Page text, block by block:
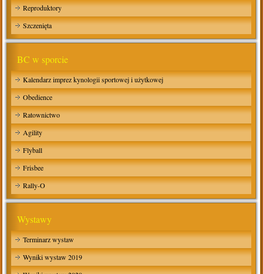
Reproduktory
Szczenięta
BC w sporcie
Kalendarz imprez kynologii sportowej i użytkowej
Obedience
Ratownictwo
Agility
Flyball
Frisbee
Rally-O
Wystawy
Terminarz wystaw
Wyniki wystaw 2019